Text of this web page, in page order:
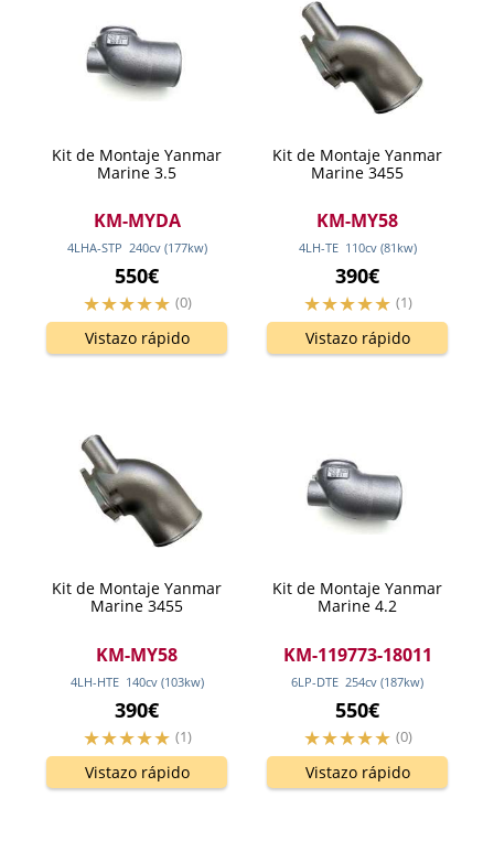
Kit de Montaje Yanmar
Marine 3.5
KM-MYDA
4LHA-STP 240cv (177kw)
550€
(0)
Vistazo rápido
Kit de Montaje Yanmar
Marine 3455
KM-MY58
4LH-TE 110cv (81 kw)
390€
(1)
Vistazo rápido
Kit de Montaje Yanmar
Marine 3455
KM-MY58
4LH-HTE 140cv (103kw)
390€
(1)
Vistazo rápido
Kit de Montaje Yanmar
Marine 4.2
KM-119773-18011
6LP-DTE 254cv (187kw)
550€
(0)
Vistazo rápido